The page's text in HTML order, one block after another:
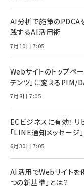
AI分析で施策のPDCA
践するAI活用術
7月10日 7:05
Webサイトのトップペ
テンツ」に変えるPIM/
7月8日 7:05
ECビジネスに有効！
「LINE通知メッセージ
6月30日 7:05
AI活用でWebサイトを
つの新基準」とは？